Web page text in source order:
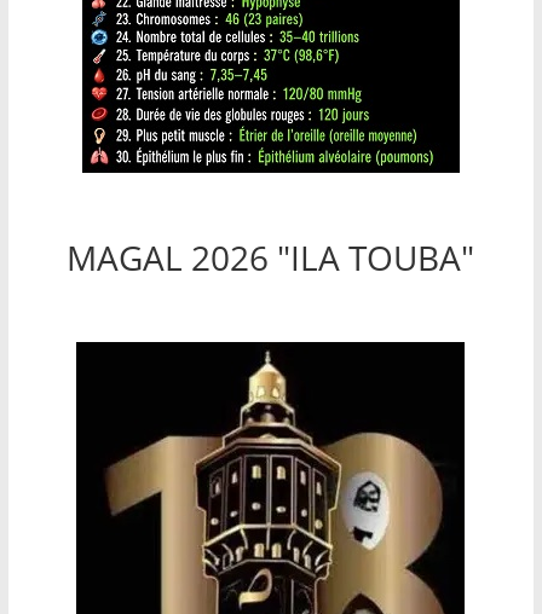
MAGAL 2026 "ILA TOUBA"